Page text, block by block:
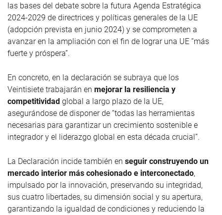
las bases del debate sobre la futura Agenda Estratégica
2024-2029 de directrices y políticas generales de la UE
(adopción prevista en junio 2024) y se comprometen a
avanzar en la ampliación con el fin de lograr una UE “más
fuerte y próspera”.
En concreto, en la declaración se subraya que los
Veintisiete trabajarán en mejorar la resiliencia y
competitividad global a largo plazo de la UE,
asegurándose de disponer de “todas las herramientas
necesarias para garantizar un crecimiento sostenible e
integrador y el liderazgo global en esta década crucial”.
La Declaración incide también en seguir construyendo un
mercado interior más cohesionado e interconectado,
impulsado por la innovación, preservando su integridad,
sus cuatro libertades, su dimensión social y su apertura,
garantizando la igualdad de condiciones y reduciendo la